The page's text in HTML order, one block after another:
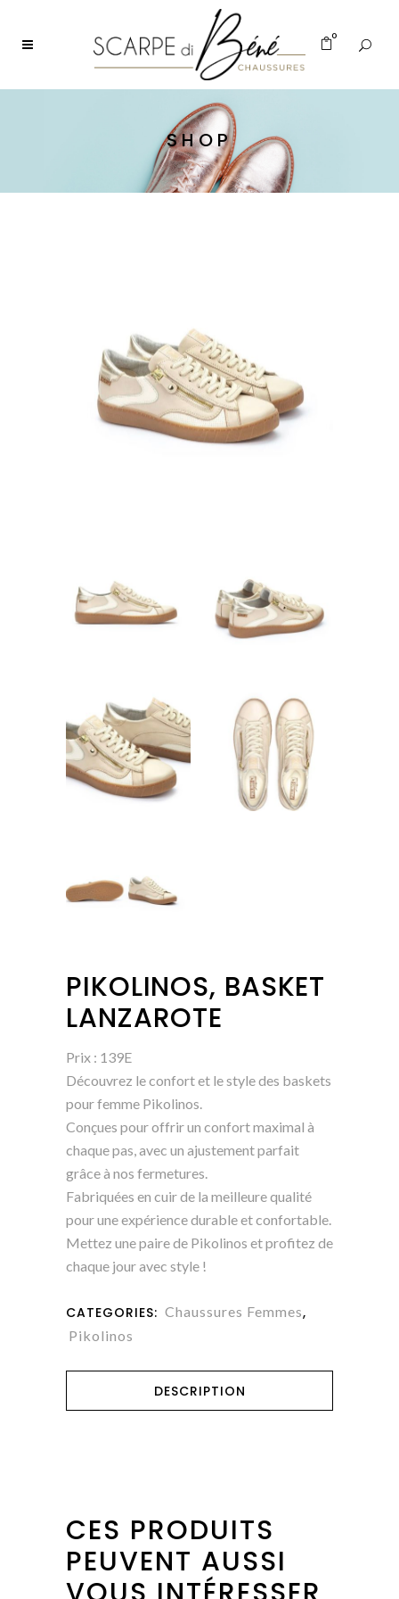
0
SHOP
PIKOLINOS, BASKET
LANZAROTE
Prix : 139E
Découvrez le confort et le style des baskets
pour femme Pikolinos.
Conçues pour offrir un confort maximal à
chaque pas, avec un ajustement parfait
grâce à nos fermetures.
Fabriquées en cuir de la meilleure qualité
pour une expérience durable et confortable.
Mettez une paire de Pikolinos et profitez de
chaque jour avec style !
CATEGORIES: Chaussures Femmes,
Pikolinos
DESCRIPTION
CES PRODUITS
PEUVENT AUSSI